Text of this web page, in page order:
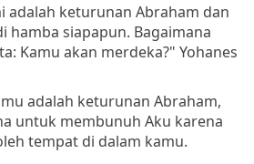
adalah keturunan Abraham dan
hamba siapapun. Bagaimana
Kamu akan merdeka?" Yohanes
adalah keturunan Abraham,
untuk membunuh Aku karena
tempat di dalam kamu.